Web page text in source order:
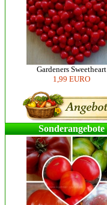
Gardeners Sweetheart
1,99 EURO
Sonderangebote